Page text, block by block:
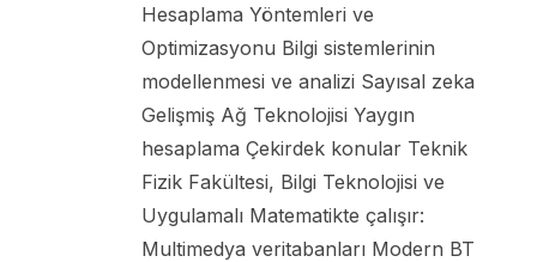
Hesaplama Yöntemleri ve
Optimizasyonu Bilgi sistemlerinin
modellenmesi ve analizi Sayısal zeka
Gelişmiş Ağ Teknolojisi Yaygın
hesaplama Çekirdek konular Teknik
Fizik Fakültesi, Bilgi Teknolojisi ve
Uygulamalı Matematikte çalışır:
Multimedya veritabanları Modern BT